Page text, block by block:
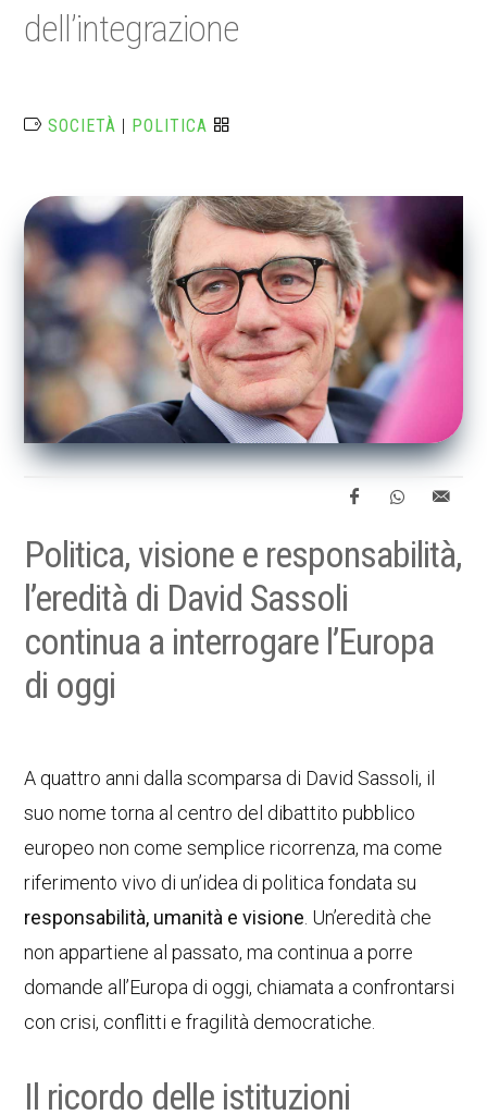
dell’integrazione
SOCIETÀ | POLITICA
Politica, visione e responsabilità,
l’eredità di David Sassoli
continua a interrogare l’Europa
di oggi
A quattro anni dalla scomparsa di David Sassoli, il
suo nome torna al centro del dibattito pubblico
europeo non come semplice ricorrenza, ma come
riferimento vivo di un’idea di politica fondata su
responsabilità, umanità e visione . Un’eredità che
non appartiene al passato, ma continua a porre
domande all’Europa di oggi, chiamata a confrontarsi
con crisi, conflitti e fragilità democratiche.
Il ricordo delle istituzioni